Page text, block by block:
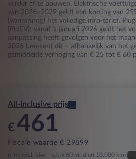
verder af te bouwen. Elektrische
van 2026–2029 geldt een korting van
(vooralsnog) het volledige mrb-tarief.
(PHEV): vanaf 1 januari 2026 geldt het
aanpassing heeft gevolgen voor het
2026 betekent dit – afhankelijk van het
gemiddelde verhoging van € 25 tot € 60
All-inclusive prijs
€ 461
Fiscale waarde € 29899
p/m. excl. btw o.b.v 60 mnd en 10,000 km/j